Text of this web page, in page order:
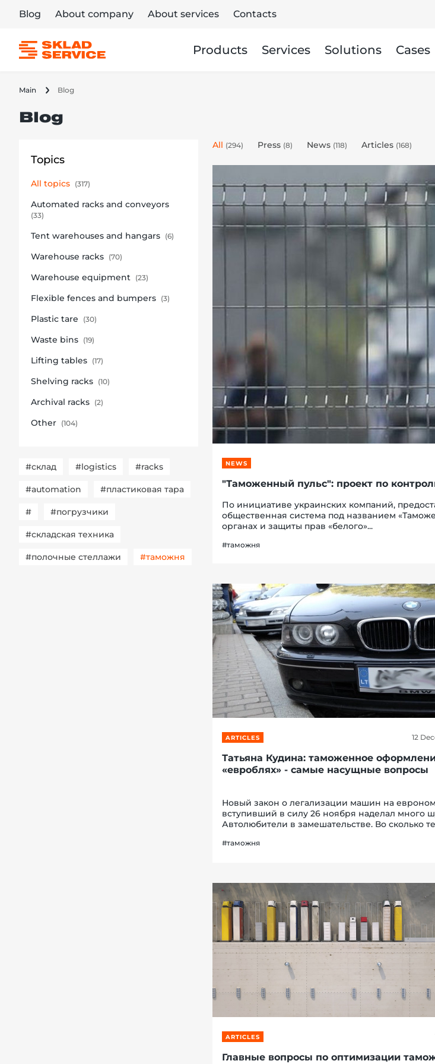
Blog About company About services Contacts
Products Services Solutions Cases
Main Blog
Blog
Topics
All topics (317)
Automated racks and conveyors
(33)
Tent warehouses and hangars (6)
Warehouse racks (70)
Warehouse equipment (23)
Flexible fences and bumpers (3)
Plastic tare (30)
Waste bins (19)
Lifting tables (17)
Shelving racks (10)
Archival racks (2)
Other (104)
#склад #logistics #racks
#automation #пластиковая тара
# #погрузчики
#складская техника
#полочные стеллажи #таможня
All (294) Press (8) News (118) Articles (168)
NEWS
"Таможенный пульс": проект по
По инициативе украинских компаний,
общественная система под названием
органах и защиты прав «белого»...
#таможня
ARTICLES 12
Татьяна Кудина: таможенное
«евроблях» - самые насущные вопросы
Новый закон о легализации машин на
вступивший в силу 26 ноября наделал много
Автолюбители в замешательстве. Во сколько
приобретено? И может ли в принципе
#таможня
ARTICLES
Главные вопросы по оптимизации